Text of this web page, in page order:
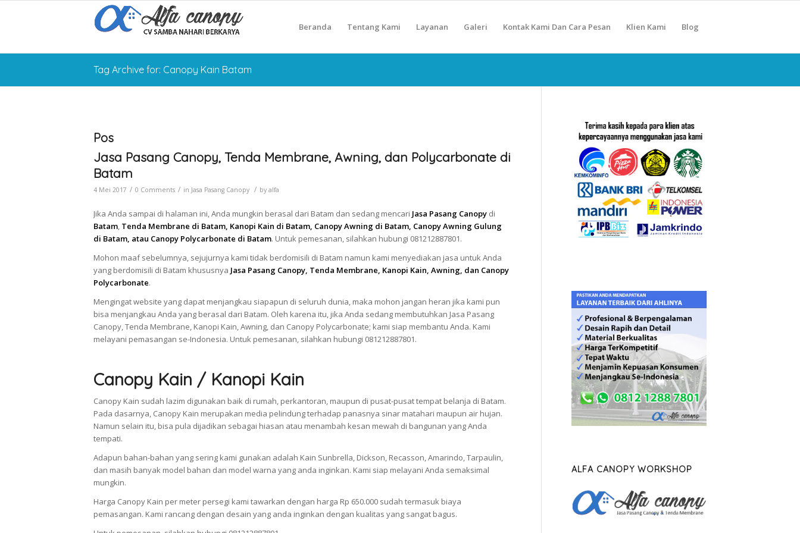
Beranda Tentang Kami Layanan Galeri Kontak Kami Dan Cara Pesan Klien Kami Blog
Tag Archive for: Canopy Kain Batam
Pos
Jasa Pasang Canopy, Tenda Membrane, Awning, dan Polycarbonate di
Batam
4 Mei 2017 / 0 Comments / in Jasa Pasang Canopy / by alfa
Jika Anda sampai di halaman ini, Anda mungkin berasal dari Batam dan sedang mencari Jasa Pasang Canopy di
Batam, Tenda Membrane di Batam, Kanopi Kain di Batam, Canopy Awning di Batam, Canopy Awning Gulung
di Batam, atau Canopy Polycarbonate di Batam. Untuk pemesanan, silahkan hubungi 081212887801.
Mohon maaf sebelumnya, sejujurnya kami tidak berdomisili di Batam namun kami menyediakan jasa untuk Anda
yang berdomisili di Batam khususnya Jasa Pasang Canopy, Tenda Membrane, Kanopi Kain, Awning, dan Canopy
Polycarbonate.
Mengingat website yang dapat menjangkau siapapun di seluruh dunia, maka mohon jangan heran jika kami pun
bisa menjangkau Anda yang berasal dari Batam. Oleh karena itu, jika Anda sedang membutuhkan Jasa Pasang
Canopy, Tenda Membrane, Kanopi Kain, Awning, dan Canopy Polycarbonate; kami siap membantu Anda. Kami
melayani pemasangan se-Indonesia. Untuk pemesanan, silahkan hubungi 081212887801.
Canopy Kain / Kanopi Kain
Canopy Kain sudah lazim digunakan baik di rumah, perkantoran, maupun di pusat-pusat tempat belanja di Batam.
Pada dasarnya, Canopy Kain merupakan media pelindung terhadap panasnya sinar matahari maupun air hujan.
Namun selain itu, bisa pula dijadikan sebagai hiasan atau menambah kesan mewah di bangunan yang Anda
tempati.
Adapun bahan-bahan yang sering kami gunakan adalah Kain Sunbrella, Dickson, Recasson, Amarindo, Tarpaulin,
dan masih banyak model bahan dan model warna yang anda inginkan. Kami siap melayani Anda semaksimal
mungkin.
Harga Canopy Kain per meter persegi kami tawarkan dengan harga Rp 650.000 sudah termasuk biaya
pemasangan. Kami rancang dengan desain yang anda inginkan dengan kualitas yang sangat bagus.
ALFA CANOPY WORKSHOP